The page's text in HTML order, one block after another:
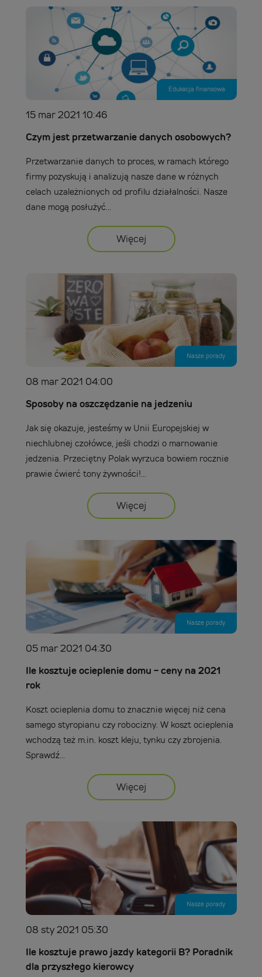
Edukacja finansowa
15 mar 2021 10:46
Czym jest przetwarzanie danych osobowych?
Przetwarzanie danych to proces, w ramach którego
firmy pozyskują i analizują nasze dane w różnych
celach uzależnionych od profilu działalności. Nasze
dane mogą posłużyć...
Więcej
Nasze porady
08 mar 2021 04:00
Sposoby na oszczędzanie na jedzeniu
Jak się okazuje, jesteśmy w Unii Europejskiej w
niechlubnej czołówce, jeśli chodzi o marnowanie
jedzenia. Przeciętny Polak wyrzuca bowiem rocznie
prawie ćwierć tony żywności!...
Więcej
Nasze porady
05 mar 2021 04:30
Ile kosztuje ocieplenie domu - ceny na 2021
rok
Koszt ocieplenia domu to znacznie więcej niż cena
samego styropianu czy robocizny. W koszt ocieplenia
wchodzą też m.in. koszt kleju, tynku czy zbrojenia.
Sprawdź...
Więcej
Nasze porady
08 sty 2021 05:30
Ile kosztuje prawo jazdy kategorii B? Poradnik
dla przyszłego kierowcy